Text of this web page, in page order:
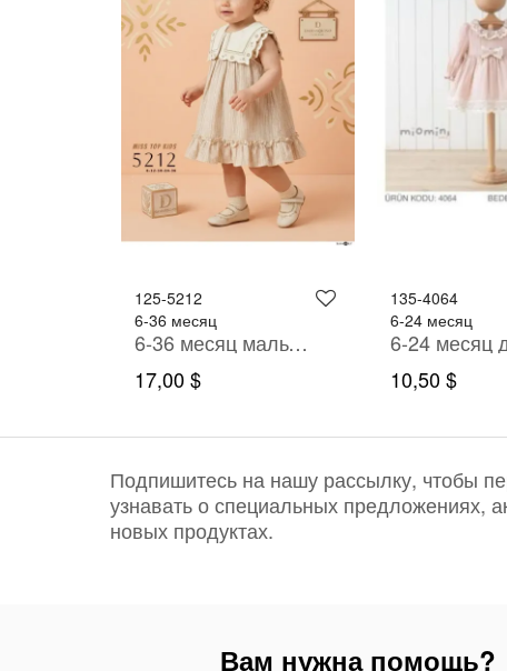
125-5212
6-36 месяц
6-36 месяц мальчик Футболка рубашка брюки костюм
17,00 $
135-4064
6-24 месяц
10,50 $
Подпишитесь на нашу рассылку, чтобы
узнавать о специальных предложениях,
новых продуктах.
Вам нужна помощь?